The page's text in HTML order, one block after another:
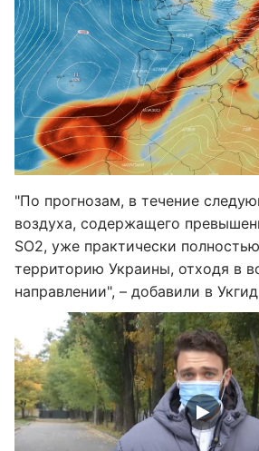
"По прогнозам, в течение
воздуха, содержащего
SO2, уже практически
территорию Украины, отходя в
направлении", – добавили в